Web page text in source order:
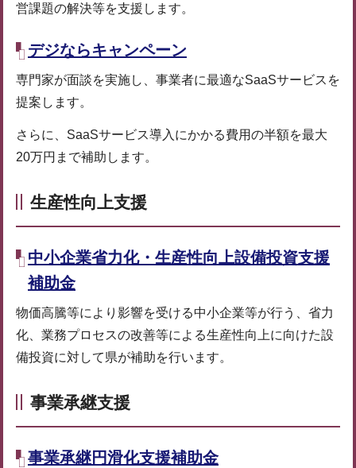
営課題の解決等を支援します。
デジならキャンペーン
専門家が面談を実施し、事業者に最適なSaaSサービスを
提案します。
さらに、SaaSサービス導入にかかる費用の半額を最大
20万円まで補助します。
生産性向上支援
中小企業省力化・生産性向上設備投資支援
補助金
物価高騰等により影響を受ける中小企業等が行う、省力
化、業務プロセスの改善等による生産性向上に向けた設
備投資に対して県が補助を行います。
事業承継支援
事業承継円滑化支援補助金